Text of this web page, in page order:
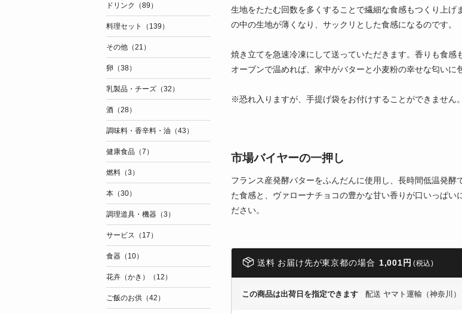
生地をたたむ回数を多くすることで繊細な食感もつくり上
の中の生地が薄くなり、サックリとした食感になるのです。
焼き立てを急速冷凍にして送っていただきます。香りも食感
オーブンで温めれば、家中がバターと小麦粉の幸せな匂いに
※恐れ入りますが、手提げ袋をお付けすることができません。
市場バイヤーの一押し
フランス産発酵バターをふんだんに使用し、長時間低温発
た食感と、ヴァローナチョコの豊かな甘い香りが口いっぱ
ださい。
送料 お届け先が東京都の場合 1,001円 (税込)
この商品は出荷日を指定できます 配送 ヤマト運輸（神奈川）
ドリンク（89）
料理セット（139）
その他（21）
卵（38）
乳製品・チーズ（32）
酒（28）
調味料・香辛料・油（43）
健康食品（7）
燃料（3）
本（30）
調理道具・機器（3）
サービス（17）
食器（10）
花卉（かき）（12）
ご飯のお供（42）